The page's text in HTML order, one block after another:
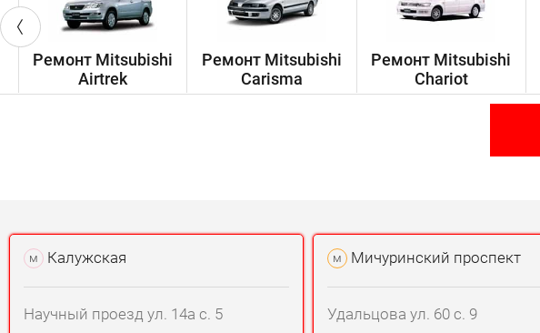
Ремонт Mitsubishi
Airtrek
Ремонт Mitsubishi
Carisma
Ремонт Mitsubishi
Chariot
м Калужская
Научный проезд ул. 14а с. 5
м Мичуринский проспект
Удальцова ул. 60 с. 9